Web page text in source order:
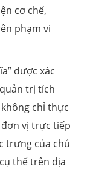
cơ chế,
phạm vi
được xác
trị tích
chỉ thực
vị trực tiếp
trưng của chủ
thể trên địa